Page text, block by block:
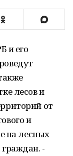
и его
лесов и
от
и
на лесных
-